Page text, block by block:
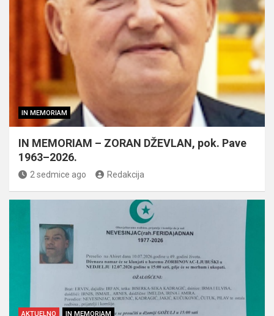
IN MEMORIAM
IN MEMORIAM – ZORAN DŽEVLAN, pok. Pave
1963–2026.
2 sedmice ago Redakcija
AKTUELNO IN MEMORIAM